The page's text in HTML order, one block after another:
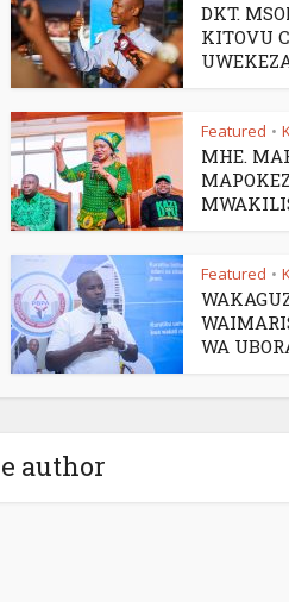
DKT.
KITOVU
Featured •
MHE.
Featured •
WA
author